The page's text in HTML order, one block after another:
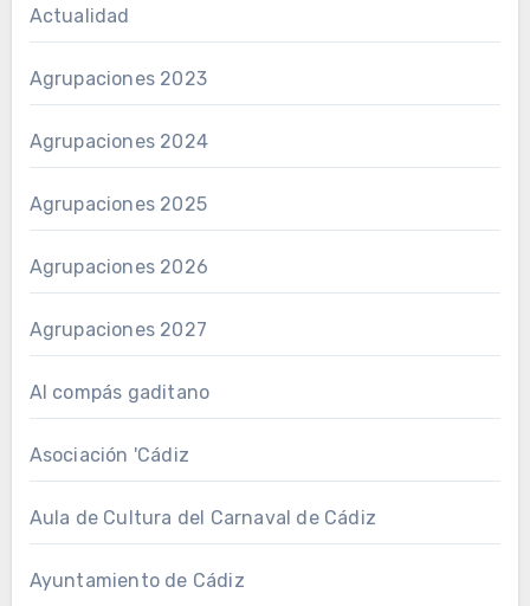
Actualidad
Agrupaciones 2023
Agrupaciones 2024
Agrupaciones 2025
Agrupaciones 2026
Agrupaciones 2027
Al compás gaditano
Asociación 'Cádiz
Aula de Cultura del Carnaval de Cádiz
Ayuntamiento de Cádiz